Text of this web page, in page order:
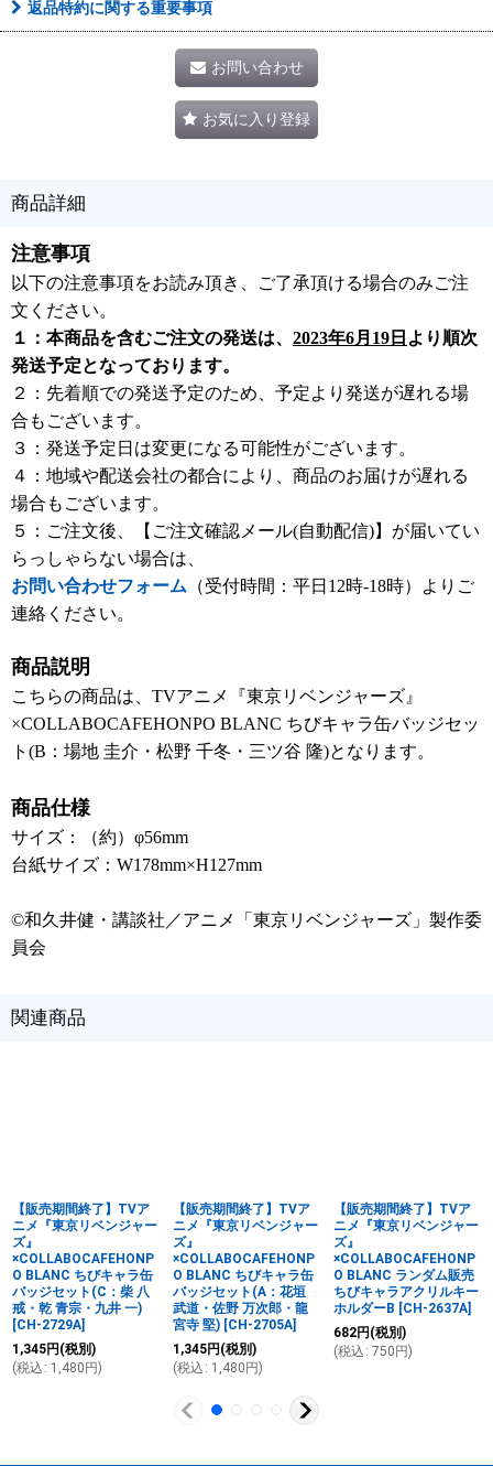
返品特約に関する重要事項
お問い合わせ
お気に入り登録
商品詳細
注意事項
以下の注意事項をお読み頂き、ご了承頂ける場合のみご注
文ください。
１：本商品を含むご注文の発送は、 2023年6月19日 より順次
発送予定となっております。
２：先着順での発送予定のため、予定より発送が遅れる場
合もございます。
３：発送予定日は変更になる可能性がございます。
４：地域や配送会社の都合により、商品のお届けが遅れる
場合もございます。
５：ご注文後、【ご注文確認メール(自動配信)】が届いてい
らっしゃらない場合は、
お問い合わせフォーム （受付時間：平日12時-18時）よりご
連絡ください。
商品説明
こちらの商品は、TVアニメ『東京リベンジャーズ』
×COLLABOCAFEHONPO BLANC ちびキャラ缶バッジセッ
ト(B：場地 圭介・松野 千冬・三ツ谷 隆)となります。
商品仕様
サイズ：（約）φ56mm
台紙サイズ：W178mm×H127mm
©和久井健・講談社／アニメ「東京リベンジャーズ」製作委
員会
関連商品
【販売期間終了】TVア
ニメ『東京リベンジャー
ズ』
×COLLABOCAFEHONP
O BLANC ちびキャラ缶
バッジセット(C：柴 八
戒・乾 青宗・九井 一)
[CH-2729A]
1,345円 (税別)
(税込 : 1,480 円)
【販売期間終了】TVア
ニメ『東京リベンジャー
ズ』
×COLLABOCAFEHONP
O BLANC ちびキャラ缶
バッジセット(A：花垣
武道・佐野 万次郎・龍
宮寺 堅) [CH-2705A]
1,345円 (税別)
(税込 : 1,480 円)
【販売期間終了】TVア
ニメ『東京リベンジャー
ズ』
×COLLABOCAFEHONP
O BLANC ランダム販売
ちびキャラアクリルキー
ホルダーB [CH-2637A]
682円 (税別)
(税込 : 750 円)